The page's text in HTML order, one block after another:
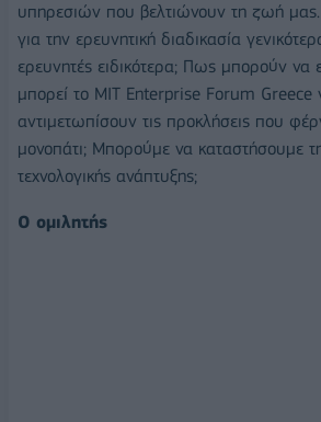
υπηρεσιών που βελτιώνουν τη ζωή μας.
για την ερευνητική διαδικασία
ερευνητές ειδικότερα; Πως μπορούν να
μπορεί το MIT Enterprise Forum Greece
αντιμετωπίσουν τις προκλήσεις που
μονοπάτι; Μπορούμε να καταστήσουμε
τεχνολογικής ανάπτυξης;
Ο ομιλητής